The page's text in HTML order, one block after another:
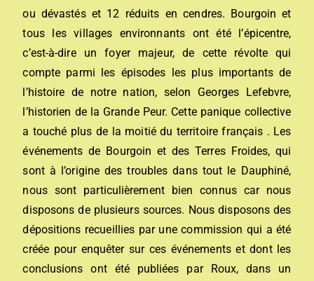
ou dévastés et 12 réduits en cendres. Bourgoin et
tous les villages environnants ont été l’épicentre,
c’est-à-dire un foyer majeur, de cette révolte qui
compte parmi les épisodes les plus importants de
l’histoire de notre nation, selon Georges Lefebvre,
l’historien de la Grande Peur. Cette panique collective
a touché plus de la moitié du territoire français . Les
événements de Bourgoin et des Terres Froides, qui
sont à l’origine des troubles dans tout le Dauphiné,
nous sont particulièrement bien connus car nous
disposons de plusieurs sources. Nous disposons des
dépositions recueillies par une commission qui a été
créée pour enquêter sur ces événements et dont les
conclusions ont été publiées par Roux, dans un